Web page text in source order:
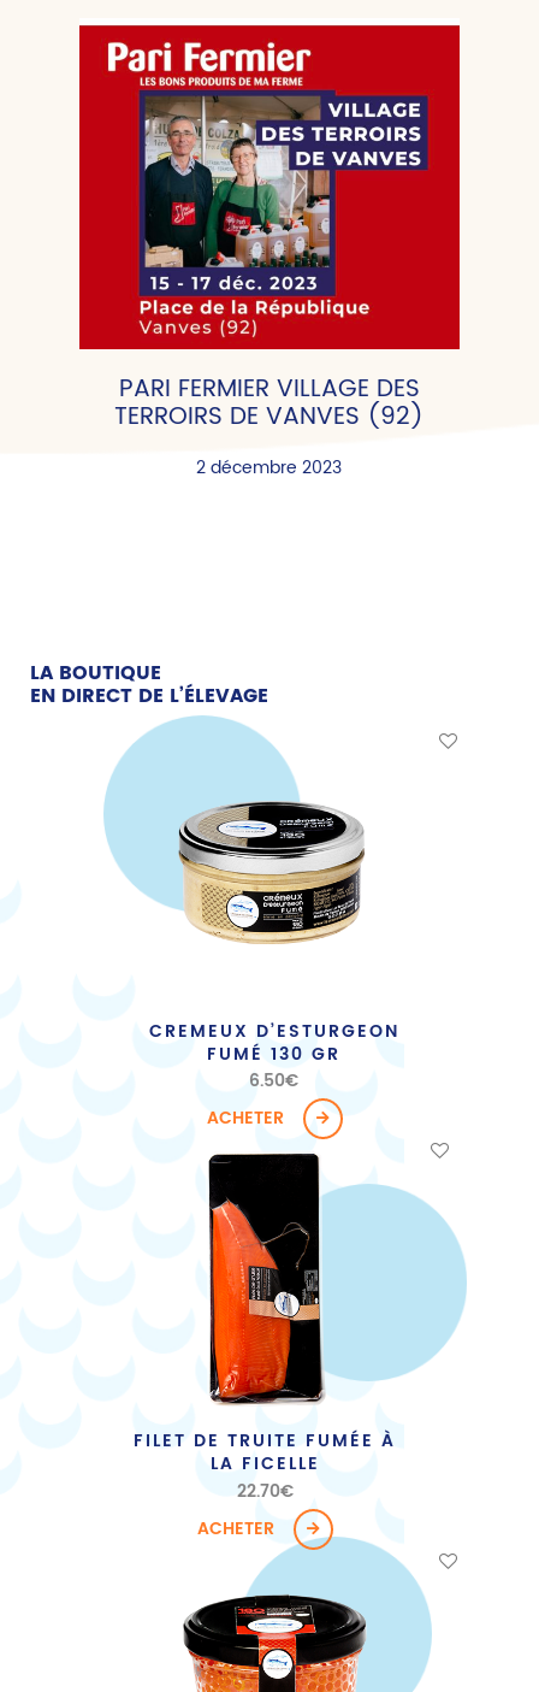
PARI FERMIER VILLAGE DES
TERROIRS DE VANVES (92)
2 décembre 2023
LA BOUTIQUE
EN DIRECT DE L’ÉLEVAGE
CREMEUX D’ESTURGEON
FUMÉ 130 GR
6.50€
ACHETER
FILET DE TRUITE FUMÉE À
LA FICELLE
22.70€
ACHETER